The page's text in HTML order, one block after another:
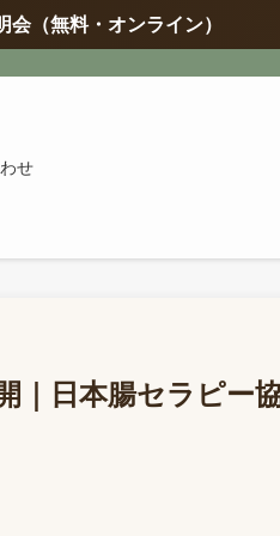
（無料・オンライン）
せ
｜日本腸セラピー